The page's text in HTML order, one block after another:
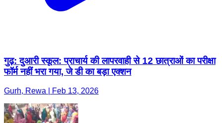
गुढ़: दुआरी स्कूल: प्राचार्य की लापरवाही से 12 छात्राओं का परीक्षा
फॉर्म नहीं भरा गया, जे डी का बड़ा एक्शन
Gurh, Rewa | Feb 13, 2026